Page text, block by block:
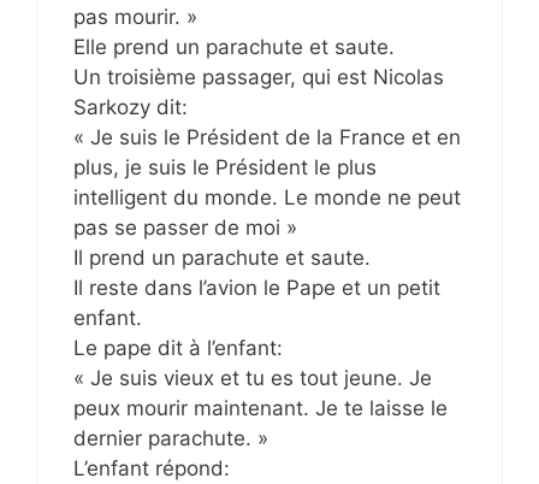
pas mourir. »
Elle prend un parachute et saute.
Un troisième passager, qui est Nicolas
Sarkozy dit:
« Je suis le Président de la France et en
plus, je suis le Président le plus
intelligent du monde. Le monde ne peut
pas se passer de moi »
Il prend un parachute et saute.
Il reste dans l’avion le Pape et un petit
enfant.
Le pape dit à l’enfant:
« Je suis vieux et tu es tout jeune. Je
peux mourir maintenant. Je te laisse le
dernier parachute. »
L’enfant répond: